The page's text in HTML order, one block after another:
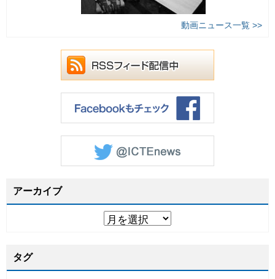
動画ニュース一覧 >>
アーカイブ
タグ